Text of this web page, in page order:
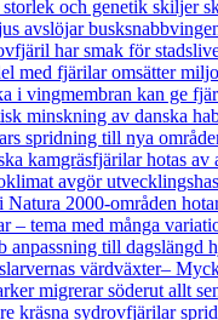
storlek och genetik skiljer
avslöjar
har smak för
med fjärilar omsätter
i vingmembran kan ge
minskning av danska
spridning till nya
kamgräsfjärilar hotas av
avgör
Natura 2000-områden
– tema med många
anpassning till dagslängd
värdväxter–
migrerar söderut allt
kräsna sydrovfjärilar